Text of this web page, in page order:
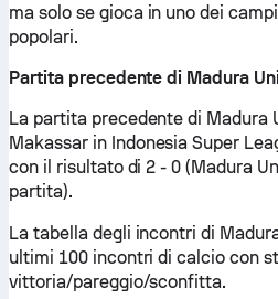
ma solo se gioca in uno dei
popolari.
Partita precedente di Madura
La partita precedente di Madura
Makassar in Indonesia Super
con il risultato di 2 - 0 (Madura
partita).
La tabella degli incontri di
ultimi 100 incontri di calcio con
vittoria/pareggio/sconfitta.